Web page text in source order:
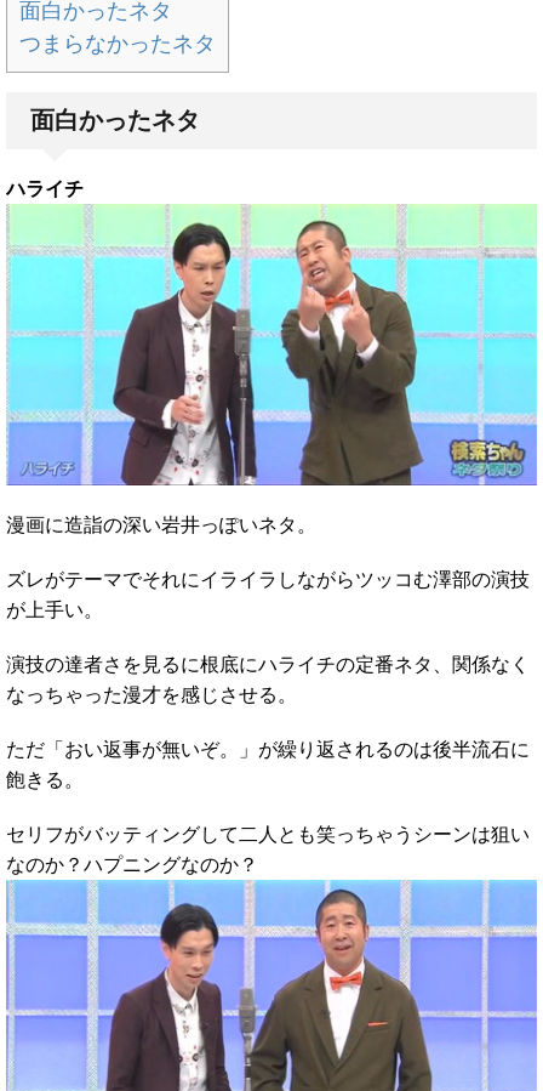
面白かったネタ
つまらなかったネタ
面白かったネタ
ハライチ
漫画に造詣の深い岩井っぽいネタ。
ズレがテーマでそれにイライラしながらツッコむ澤部の演技
が上手い。
演技の達者さを見るに根底にハライチの定番ネタ、関係なく
なっちゃった漫才を感じさせる。
ただ「おい返事が無いぞ。」が繰り返されるのは後半流石に
飽きる。
セリフがバッティングして二人とも笑っちゃうシーンは狙い
なのか？ハプニングなのか？